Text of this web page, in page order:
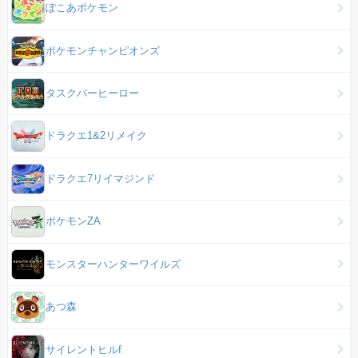
ぽこあポケモン
ポケモンチャンピオンズ
タスクバーヒーロー
ドラクエ1&2リメイク
ドラクエ7リイマジンド
ポケモンZA
モンスターハンターワイルズ
あつ森
サイレントヒルf